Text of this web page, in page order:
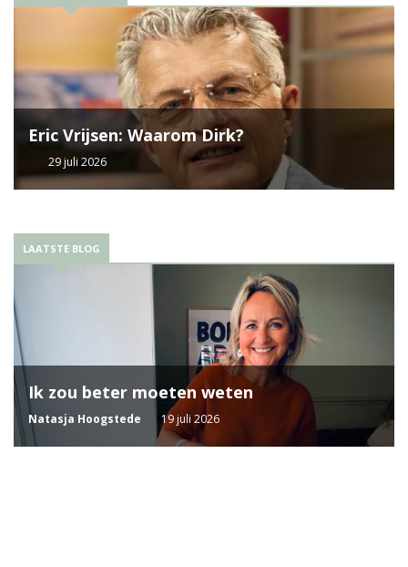
Eric Vrijsen: Waarom Dirk?
29 juli 2026
LAATSTE BLOG
Ik zou beter moeten weten
Natasja Hoogstede 19 juli 2026